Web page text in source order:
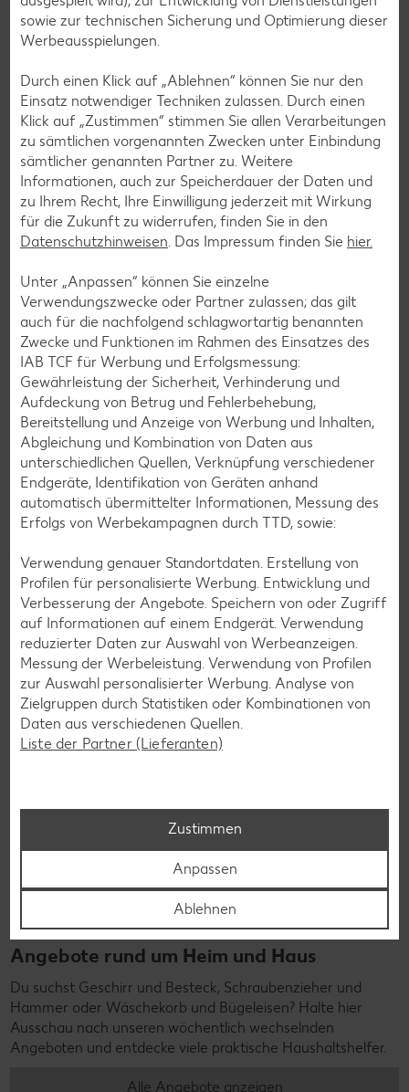
erfahren oder hast noch Fragen? In unserer Rubrik „Service“
haben wir deine häufigsten Fragen und unsere Antworten
darauf übersichtlich für dich zusammengestellt.
Zu den Fragen und Antworten
Mach dein Auto startklar mit
MYPROJECT®
Du suchst Zubehör für dein Auto? Unsere Kfz-
Eigenmarke MYPROJECT®bietet zahlreiche Artikel für
Reifenwechsel bis hin zu Pflegemitteln und
Innenausstattung.
Zu MYPROJECT®
Angebote rund um Heim und Haus
Du suchst Geschirr und Besteck, Schraubenzieher und
Hammer oder Wäschekorb und Bügeleisen? Halte hier
Ausschau nach unseren wöchentlich wechselnden
Angeboten und entdecke viele praktische Haushaltshelfer.
Alle Angebote anzeigen
sowie zur technischen Sicherung und Optimierung dieser
Werbeausspielungen.
Durch einen Klick auf „Ablehnen“ können Sie nur den
Einsatz notwendiger Techniken zulassen. Durch einen
Klick auf „Zustimmen“ stimmen Sie allen Verarbeitungen
zu sämtlichen vorgenannten Zwecken unter Einbindung
sämtlicher genannten Partner zu. Weitere
Informationen, auch zur Speicherdauer der Daten und
zu Ihrem Recht, Ihre Einwilligung jederzeit mit Wirkung
für die Zukunft zu widerrufen, finden Sie in den
Datenschutzhinweisen. Das Impressum finden Sie hier.
Unter „Anpassen“ können Sie einzelne
Verwendungszwecke oder Partner zulassen; das gilt
auch für die nachfolgend schlagwortartig benannten
Zwecke und Funktionen im Rahmen des Einsatzes des
IAB TCF für Werbung und Erfolgsmessung:
Gewährleistung der Sicherheit, Verhinderung und
Aufdeckung von Betrug und Fehlerbehebung,
Bereitstellung und Anzeige von Werbung und Inhalten,
Abgleichung und Kombination von Daten aus
unterschiedlichen Quellen, Verknüpfung verschiedener
Endgeräte, Identifikation von Geräten anhand
automatisch übermittelter Informationen, Messung des
Erfolgs von Werbekampagnen durch TTD, sowie:
Verwendung genauer Standortdaten. Erstellung von
Profilen für personalisierte Werbung. Entwicklung und
Verbesserung der Angebote. Speichern von oder Zugriff
auf Informationen auf einem Endgerät. Verwendung
reduzierter Daten zur Auswahl von Werbeanzeigen.
Messung der Werbeleistung. Verwendung von Profilen
zur Auswahl personalisierter Werbung. Analyse von
Zielgruppen durch Statistiken oder Kombinationen von
Daten aus verschiedenen Quellen.
Liste der Partner (Lieferanten)
Zustimmen
Anpassen
Ablehnen